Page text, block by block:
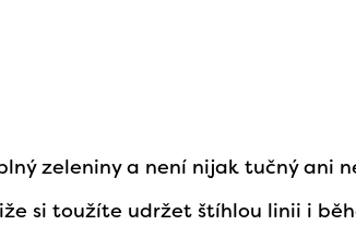
zeleniny a není nijak tučný ani
si toužíte udržet štíhlou linii i